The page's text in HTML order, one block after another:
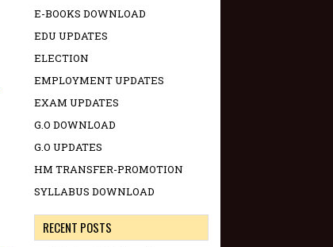
E-BOOKS DOWNLOAD
EDU UPDATES
ELECTION
EMPLOYMENT UPDATES
EXAM UPDATES
G.O DOWNLOAD
G.O UPDATES
HM TRANSFER-PROMOTION
SYLLABUS DOWNLOAD
RECENT POSTS